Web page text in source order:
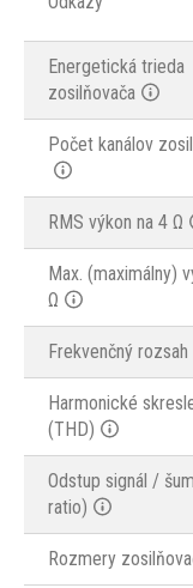
Energetická trieda
zosilňovača
Počet kanálov
RMS výkon na 4 Ω
Max. (maximálny)
Ω
Frekvenčný rozsah
Harmonické
(THD)
Odstup signál /
ratio)
Rozmery